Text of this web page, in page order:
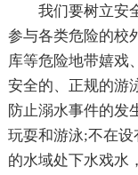
我们要树立安
参与各类危险的校
库等危险地带嬉戏
安全的、正规的游
防止溺水事件的发
玩耍和游泳;不在设
的水域处下水戏水